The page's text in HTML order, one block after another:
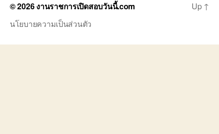
© 2026งานราชการเปิดสอบวันนี้.com
นโยบายความเป็นส่วนตัว
Up ↑